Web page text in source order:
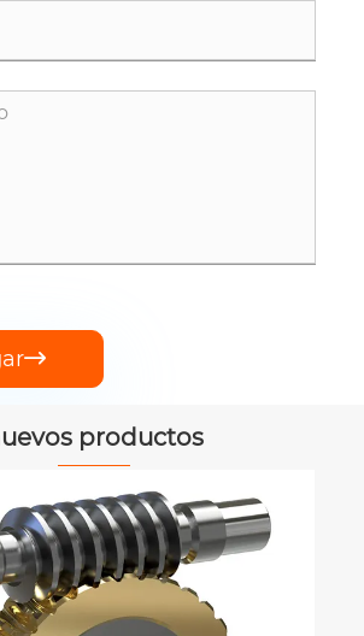

productos
de la batidora de
para tmr mezclador ep
>>